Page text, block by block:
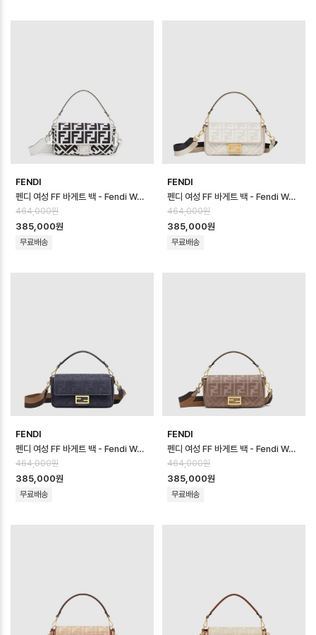
FENDI
펜디 여성 FF 바게트 백 - Fendi Womens FF Baguette Bag - fe…
464,000원
385,000원
무료배송
FENDI
펜디 여성 FF 바게트 백 - Fendi Womens FF Baguette Bag - fe…
464,000원
385,000원
무료배송
FENDI
펜디 여성 FF 바게트 백 - Fendi Womens FF Baguette Bag - fe…
464,000원
385,000원
무료배송
FENDI
펜디 여성 FF 바게트 백 - Fendi Womens FF Baguette Bag - fe…
464,000원
385,000원
무료배송